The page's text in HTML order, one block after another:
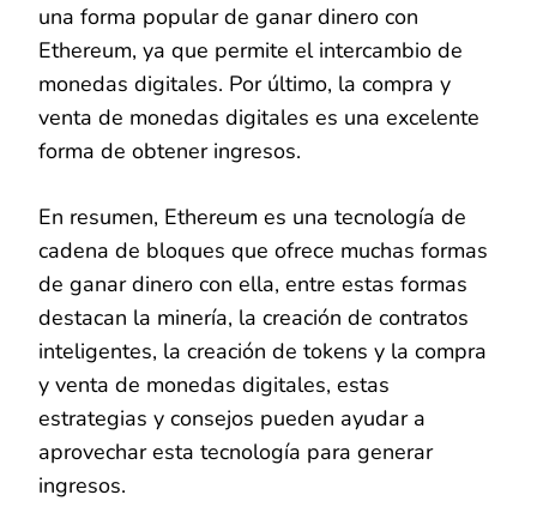
una forma popular de ganar dinero con
Ethereum, ya que permite el intercambio de
monedas digitales. Por último, la compra y
venta de monedas digitales es una excelente
forma de obtener ingresos.
En resumen, Ethereum es una tecnología de
cadena de bloques que ofrece muchas formas
de ganar dinero con ella, entre estas formas
destacan la minería, la creación de contratos
inteligentes, la creación de tokens y la compra
y venta de monedas digitales, estas
estrategias y consejos pueden ayudar a
aprovechar esta tecnología para generar
ingresos.